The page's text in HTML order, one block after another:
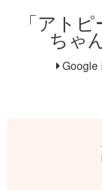
「アト
ちゃ
Google